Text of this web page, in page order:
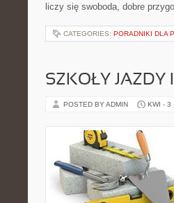
liczy się swoboda, dobre
CATEGORIES: PORADNIKI DLA
SZKOŁY JAZDY
POSTED BY ADMIN KWI - 3